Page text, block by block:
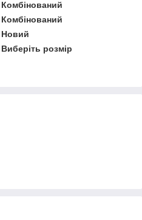
Комбінований
Комбінований
Новий
Виберіть розмір